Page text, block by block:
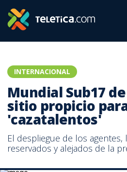
INTERNACIONAL
Mundial Sub17
sitio propicio
'cazatalentos'
El despliegue de los
reservados y alejados de la
El delantero nigeriano Víctor Osimhen